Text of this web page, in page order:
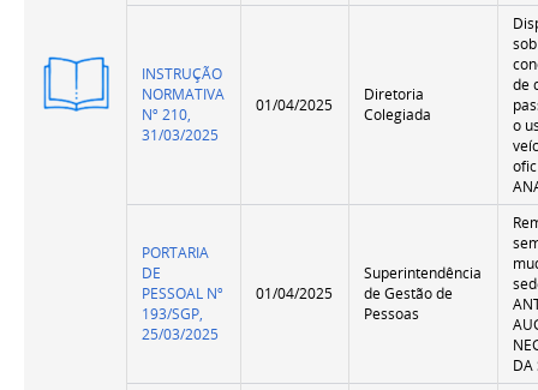
Versão
Resumida
INSTRUÇÃO
NORMATIVA
Nº 210,
31/03/2025
01/04/2025
Diretoria
Colegiada
de
o
PORTARIA
DE
PESSOAL Nº
193/SGP,
25/03/2025
01/04/2025
Superintendência
de Gestão de
Pessoas
DA